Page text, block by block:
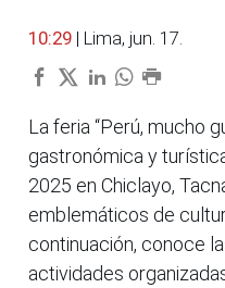
10:29 | Lima, jun. 17.
La feria “Perú, mucho
gastronómica y
2025 en Chiclayo,
emblemáticos de
continuación, conoce
actividades